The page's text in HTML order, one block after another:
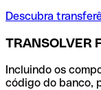
Descubra
TRANSOLVER
Incluindo os
código do banco,